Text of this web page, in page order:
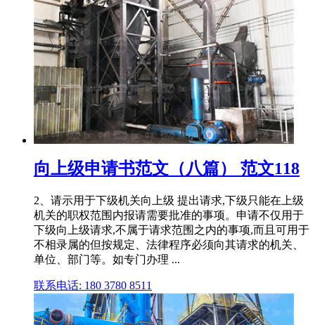
向上级申请书范文（八篇） 范文118
2、请示用于下级机关向上级 提出请求,下级只能在上级
机关的职权范围内报请需要批准的事项。申请不仅用于
下级向上级请求,不属于请求范围之内的事项,而且可用于
不相录属的但按规定、法律程序必须向其请求的机关、
单位、部门等。如专门办理 ...
联系电话: 180 3780 8511